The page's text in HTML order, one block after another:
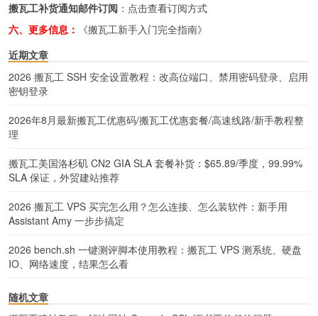
搬瓦工补货通知邮件订阅 ： 点击查看订阅方式
六、更多信息：
《搬瓦工新手入门完全指南》
近期文章
2026 搬瓦工 SSH 安全设置教程：改高位端口、禁用密码登录、启用
密钥登录
2026年8月最新搬瓦工优惠码/搬瓦工优惠套餐/高速线路/新手教程整
理
搬瓦工美国洛杉矶 CN2 GIA SLA 套餐补货：$65.89/季度，99.99%
SLA 保证，外贸建站推荐
2026 搬瓦工 VPS 买完怎么用？怎么连接、怎么装软件：新手用
Assistant Amy 一步步搞定
2026 bench.sh 一键测评脚本使用教程：搬瓦工 VPS 测系统、硬盘
IO、网络速度，结果怎么看
随机文章